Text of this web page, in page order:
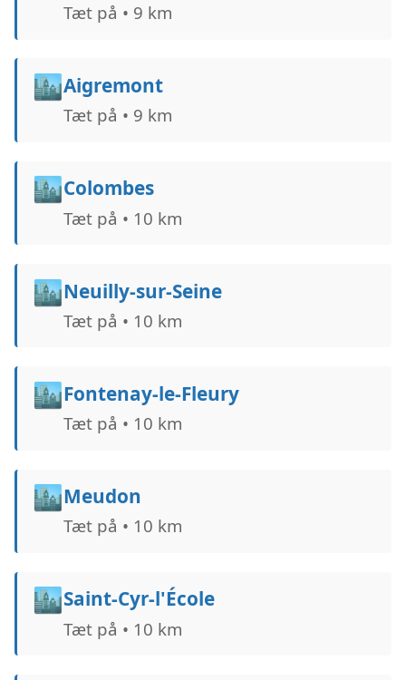
Tæt på • 9 km
🏙️Aigremont
Tæt på • 9 km
🏙️Colombes
Tæt på • 10 km
🏙️Neuilly-sur-Seine
Tæt på • 10 km
🏙️Fontenay-le-Fleury
Tæt på • 10 km
🏙️Meudon
Tæt på • 10 km
🏙️Saint-Cyr-l'École
Tæt på • 10 km